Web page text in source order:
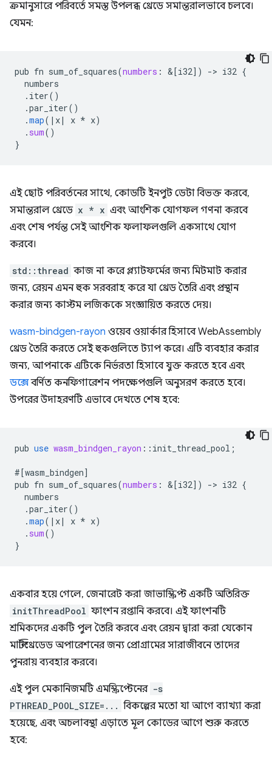
ক্রমানুসারে পরিবর্তে সমস্ত উপলব্ধ থ্রেডে সমান্তরালভাবে চলবে।
যেমন:
pub fn sum_of_squares(numbers : &[i32] ) -> i32 {
numbers
. iter()
.par_iter()
.map( | x| x * x)
. sum()
}
এই ছোট পরিবর্তনের সাথে, কোডটি ইনপুট ডেটা বিভক্ত করবে,
সমান্তরাল থ্রেডে x * x এবং আংশিক যোগফল গণনা করবে
এবং শেষ পর্যন্ত সেই আংশিক ফলাফলগুলি একসাথে যোগ
করবে।
std::thread কাজ না করে প্ল্যাটফর্মের জন্য মিটমাট করার
জন্য, রেয়ন এমন হুক সরবরাহ করে যা থ্রেড তৈরি এবং প্রস্থান
করার জন্য কাস্টম লজিককে সংজ্ঞায়িত করতে দেয়।
wasm-bindgen-rayon ওয়েব ওয়ার্কার হিসাবে WebAssembly
থ্রেড তৈরি করতে সেই হুকগুলিতে ট্যাপ করে। এটি ব্যবহার করার
জন্য, আপনাকে এটিকে নির্ভরতা হিসাবে যুক্ত করতে হবে এবং
ডক্সেবর্ণিত কনফিগারেশন পদক্ষেপগুলি অনুসরণ করতে হবে।
উপরের উদাহরণটি এভাবে দেখতে শেষ হবে:
pub use wasm_bindgen_rayon : : init_thread_pool ;
#[wasm_bindgen]
pub fn sum_of_squares(numbers : &[i32] ) -> i32 {
numbers
.par_iter()
.map( | x| x * x)
. sum()
}
একবার হয়ে গেলে, জেনারেট করা জাভাস্ক্রিপ্ট একটি অতিরিক্ত
initThreadPool ফাংশন রপ্তানি করবে। এই ফাংশনটি
শ্রমিকদের একটি পুল তৈরি করবে এবং রেয়ন দ্বারা করা যেকোন
মাল্টিথ্রেডেড অপারেশনের জন্য প্রোগ্রামের সারাজীবনে তাদের
পুনরায় ব্যবহার করবে।
এই পুল মেকানিজমটি এমস্ক্রিপ্টেনের -s
PTHREAD_POOL_SIZE=... বিকল্পের মতো যা আগে ব্যাখ্যা করা
হয়েছে, এবং অচলাবস্থা এড়াতে মূল কোডের আগে শুরু করতে
হবে: